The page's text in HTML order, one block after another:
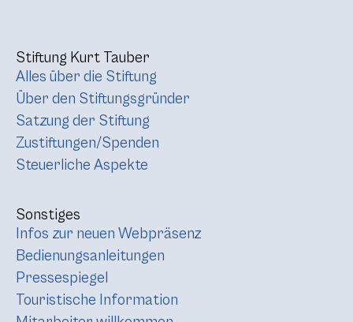
Stiftung Kurt Tauber
Alles über die Stiftung
Über den Stiftungsgründer
Satzung der Stiftung
Zustiftungen/Spenden
Steuerliche Aspekte
Sonstiges
Infos zur neuen Webpräsenz
Bedienungsanleitungen
Pressespiegel
Touristische Information